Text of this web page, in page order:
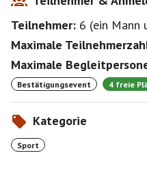
Teilnehmer: 6 (ein Mann
Maximale
Maximale
Bestätigungsevent 4 freie
Kategorie
Sport